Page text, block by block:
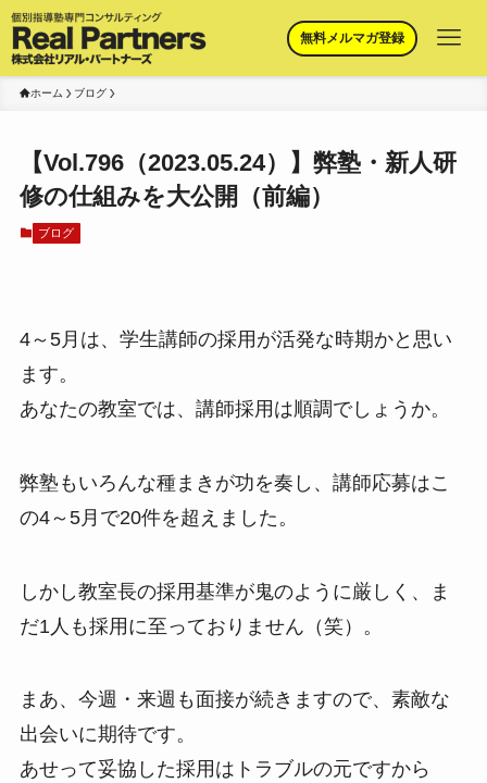
無料メルマガ登録
ホーム ブログ
【Vol.796（2023.05.24）】弊塾・新人研
修の仕組みを大公開（前編）
ブログ
4～5月は、学生講師の採用が活発な時期かと思い
ます。
あなたの教室では、講師採用は順調でしょうか。
弊塾もいろんな種まきが功を奏し、講師応募はこ
の4～5月で20件を超えました。
しかし教室長の採用基準が鬼のように厳しく、ま
だ1人も採用に至っておりません（笑）。
まあ、今週・来週も面接が続きますので、素敵な
出会いに期待です。
あせって妥協した採用はトラブルの元ですから